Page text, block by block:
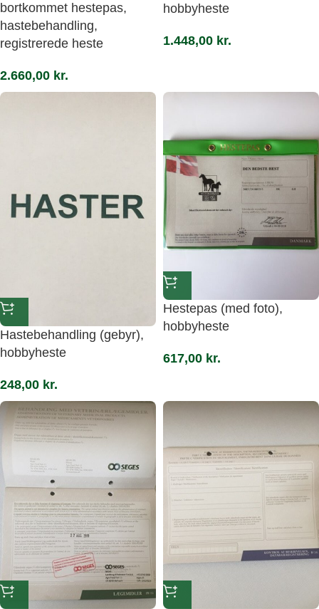
bortkommet hestepas,
hastebehandling,
registrerede heste
2.660,00 kr.
hobbyheste
1.448,00 kr.
Hastebehandling (gebyr),
hobbyheste
248,00 kr.
Hestepas (med foto),
hobbyheste
617,00 kr.